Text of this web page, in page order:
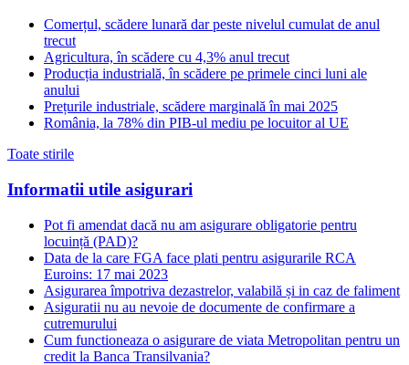
Comerțul, scădere lunară dar peste nivelul cumulat de anul
trecut
Agricultura, în scădere cu 4,3% anul trecut
Producția industrială, în scădere pe primele cinci luni ale
anului
Prețurile industriale, scădere marginală în mai 2025
România, la 78% din PIB-ul mediu pe locuitor al UE
Toate stirile
Informatii utile asigurari
Pot fi amendat dacă nu am asigurare obligatorie pentru
locuință (PAD)?
Data de la care FGA face plati pentru asigurarile RCA
Euroins: 17 mai 2023
Asigurarea împotriva dezastrelor, valabilă și in caz de faliment
Asiguratii nu au nevoie de documente de confirmare a
cutremurului
Cum functioneaza o asigurare de viata Metropolitan pentru un
credit la Banca Transilvania?